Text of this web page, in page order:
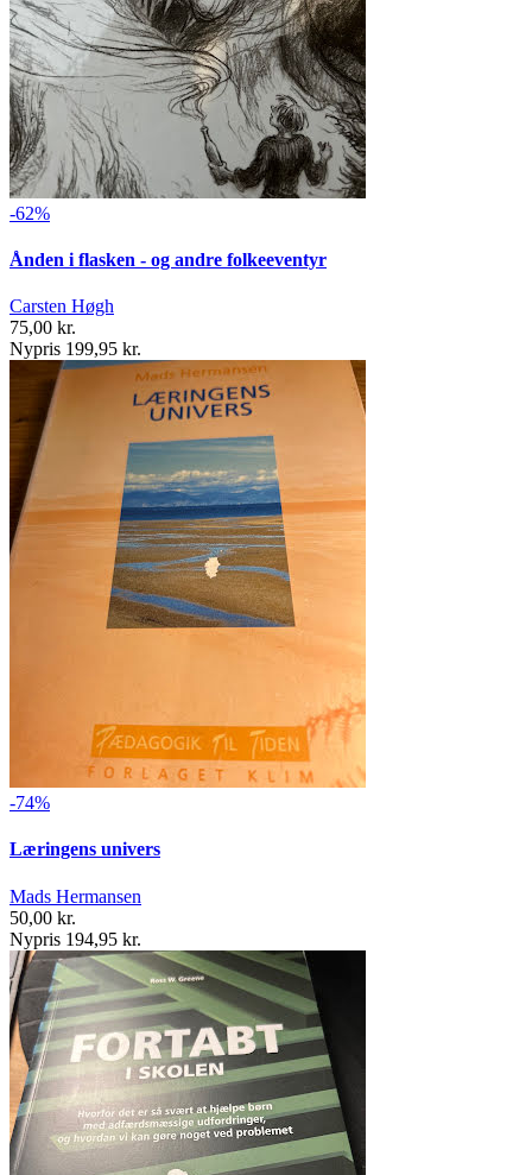
-62%
Ånden i flasken - og andre folkeeventyr
Carsten Høgh
75,00 kr.
Nypris 199,95 kr.
-74%
Læringens univers
Mads Hermansen
50,00 kr.
Nypris 194,95 kr.